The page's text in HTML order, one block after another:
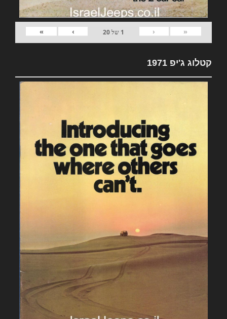
«
‹
1 של20
›
»
קטלוג ג'יפ 1971